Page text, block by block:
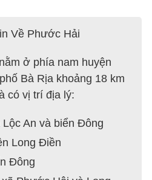
Về Phước Hải
ở phía nam huyện
Bà Rịa khoảng 18 km
có vị trí địa lý:
An và biển Đông
Long Điền
Đông